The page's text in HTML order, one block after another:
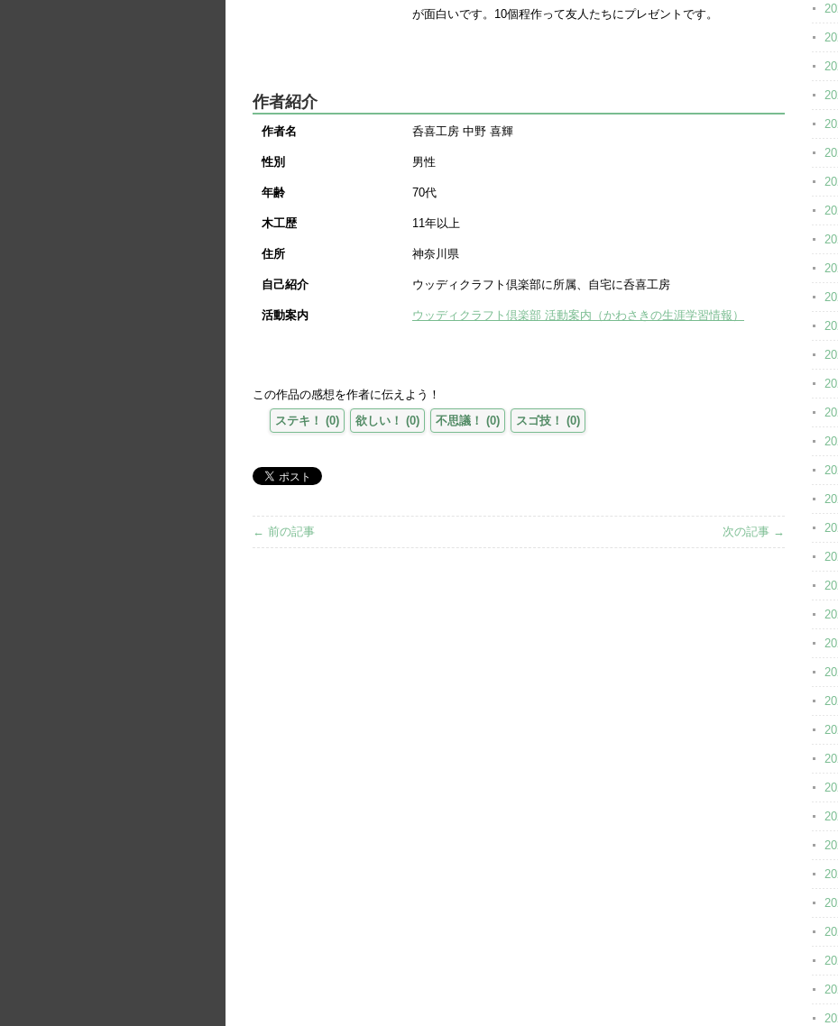
が面白いです。10個程作って友人たちにプレゼントです。
作者紹介
作者名 呑喜工房 中野 喜輝
性別 男性
年齢 70代
木工歴 11年以上
住所 神奈川県
自己紹介 ウッディクラフト倶楽部に所属、自宅に呑喜工房
活動案内 ウッディクラフト倶楽部 活動案内（かわさきの生涯学習情報）
この作品の感想を作者に伝えよう！
ステキ！ (0) 欲しい！ (0) 不思議！ (0) スゴ技！ (0)
← 前の記事 次の記事 →